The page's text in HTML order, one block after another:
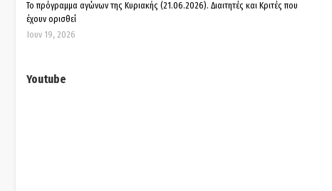
Το πρόγραμμα αγώνων της Κυριακής (21.06.2026). Διαιτητές και Κριτές που
έχουν ορισθεί
Ιουν 19, 2026
Youtube